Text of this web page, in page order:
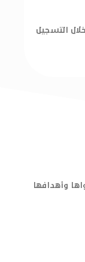
التسجيل
وأهدافها